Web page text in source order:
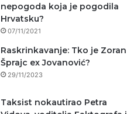
nepogoda koja je pogodila
Hrvatsku?
07/11/2021
Raskrinkavanje: Tko je Zoran
Šprajc ex Jovanović?
29/11/2023
Taksist nokautirao Petra